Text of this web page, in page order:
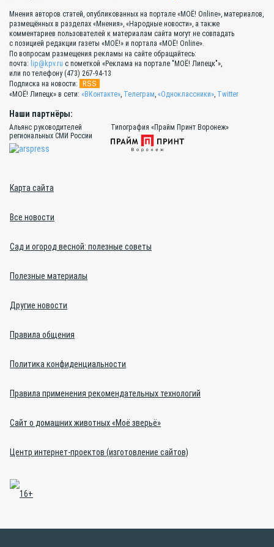
Мнения авторов статей, опубликованных на портале «МОЁ! Online», материалов,
размещённых в разделах «Мнения», «Народные новости», а также
комментариев пользователей к материалам сайта могут не совпадать
с позицией редакции газеты «МОЁ!» и портала «МОЁ! Online».
По вопросам размещения рекламы на сайте обращайтесь:
почта: lip@kpv.ru с пометкой «Реклама на портале "МОЁ! Липецк"»,
или по телефону (473) 267-94-13
Подписка на новости:
RSS
«МОЁ! Липецк» в сети: «ВКонтакте» Телеграм «Одноклассники» Twitter
Наши партнёры:
Альянс руководителей
региональных СМИ России
Типография «Прайм Принт Воронеж»
Карта сайта
Все новости
Сад и огород весной: полезные советы
Полезные материалы
Другие новости
Правила общения
Политика конфиденциальности
Правила применения рекомендательных технологий
Сайт о домашних животных «Моё зверьё»
Центр интернет-проектов (изготовление сайтов)